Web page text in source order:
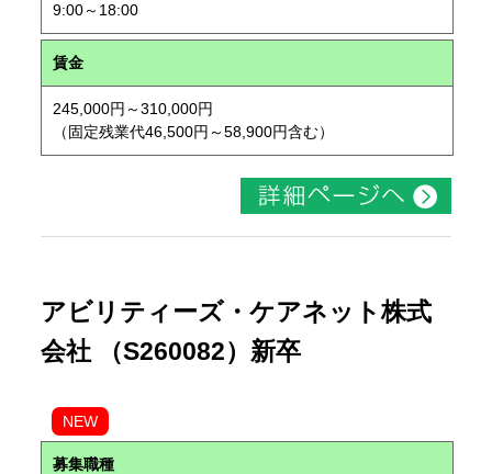
9:00～18:00
賃金
245,000円～310,000円
（固定残業代46,500円～58,900円含む）
アビリティーズ・ケアネット株式
会社 （S260082）新卒
NEW
募集職種